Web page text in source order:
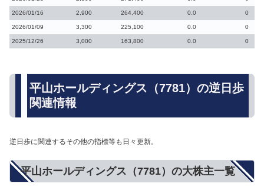
2026/01/16 2,900 264,400 0.0 0
2026/01/09 3,300 225,100 0.0 0
2025/12/26 3,000 163,800 0.0 0
平山ホールディングス（7781）の逆日歩
関連情報
逆日歩に関連するその他の指標等も日々更新。
平山ホールディングス（7781）の大株主一覧